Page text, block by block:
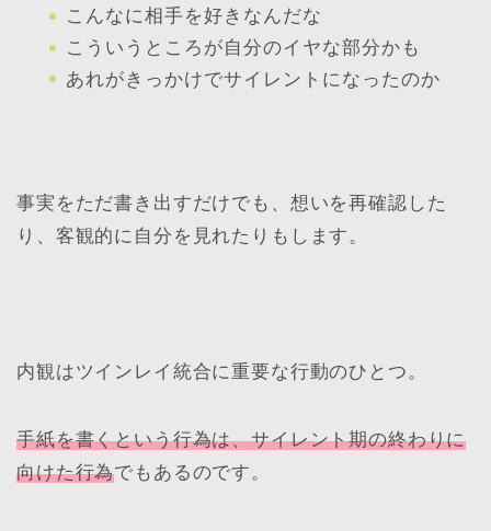
こんなに相手を好きなんだな
こういうところが自分のイヤな部分かも
あれがきっかけでサイレントになったのか
事実をただ書き出すだけでも、想いを再確認した
り、客観的に自分を見れたりもします。
内観はツインレイ統合に重要な行動のひとつ。
手紙を書くという行為は、サイレント期の終わりに
向けた行為でもあるのです。